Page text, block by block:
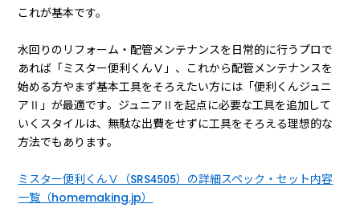
これが基本です。
水回りのリフォーム・配管メンテナンスを日常的に行うプロで
あれば「ミスター便利くんⅤ」、これから配管メンテナンスを
始める方やまず基本工具をそろえたい方には「便利くんジュニ
アⅡ」が最適です。ジュニアⅡを起点に必要な工具を追加して
いくスタイルは、無駄な出費をせずに工具をそろえる理想的な
方法でもあります。
ミスター便利くんⅤ（SRS4505）の詳細スペック・セット内容
一覧（homemaking.jp）